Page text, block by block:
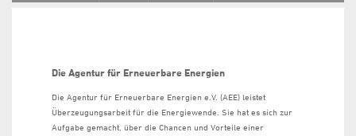
Die Agentur für Erneuerbare Energien
Die Agentur für Erneuerbare Energien e.V. (AEE) leistet
Überzeugungsarbeit für die Energiewende. Sie hat es sich zur
Aufgabe gemacht, über die Chancen und Vorteile einer